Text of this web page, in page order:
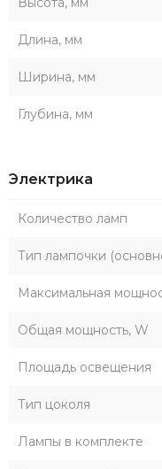
Длина, мм
Ширина, мм
Глубина, мм
Электрика
Количество ламп
Тип лампочки
Максимальная
Общая мощность, W
Площадь освещения
Тип цоколя
Лампы в комплекте